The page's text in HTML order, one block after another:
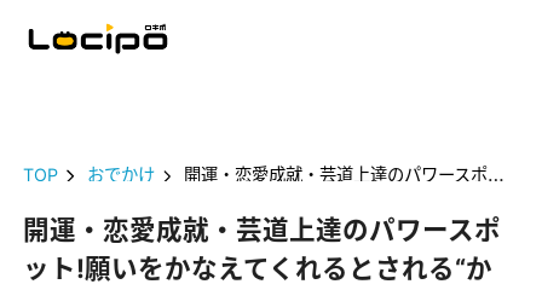
TOP おでかけ 開運・恋愛成就・芸道上達のパワースポット!願いをかなえてくれるとされる“かなえ滝”も!
開運・恋愛成就・芸道上達のパワースポ
ット!願いをかなえてくれるとされる“か